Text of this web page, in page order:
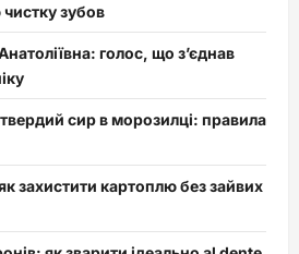
зубов
голос, що з’єднав
сир в морозилці: правила
захистити картоплю без зайвих